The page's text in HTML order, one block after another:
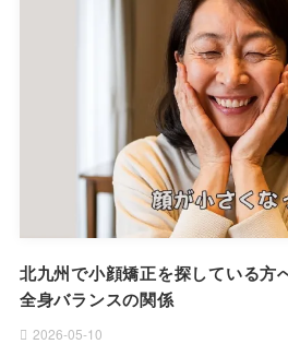
北九州で小顔矯正を探している方
全身バランスの関係
2026-05-10